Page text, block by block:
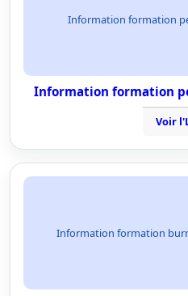
Information formation
Information formation
Voir
Information formation